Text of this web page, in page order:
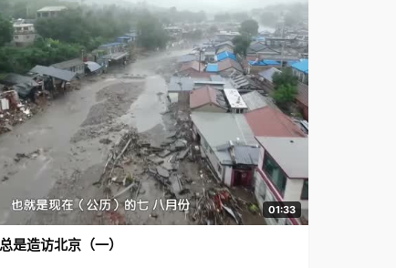
01:33
是造访北京（一）